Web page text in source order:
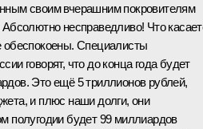
своим вчерашним покровителям
Абсолютно несправедливо! Что
обеспокоены. Специалисты
говорят, что до конца года будет
Это ещё 5 триллионов рублей,
и плюс наши долги, они
полугодии будет 99 миллиардов